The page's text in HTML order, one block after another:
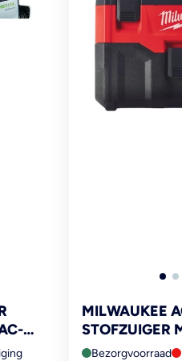
MILWAUKEE
STOFZUIGER
Bezorgvoorraad